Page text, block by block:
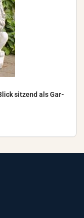
sit­zend als Gar­